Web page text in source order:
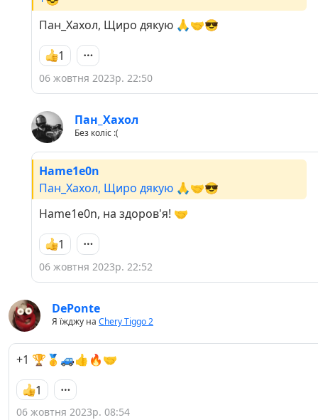
Пан_Хахол, Щиро дякую 🙏🤝😎
1
06 жовтня 2023р. 22:50
Пан_Хахол
Без коліс :(
Hame1e0n
Пан_Хахол, Щиро дякую 🙏🤝😎
Hame1e0n, на здоров'я! 🤝
1
06 жовтня 2023р. 22:52
DePonte
Я їжджу на Chery Tiggo 2
+1 🏆🥇🚙👍🔥🤝
1
06 жовтня 2023р. 08:54